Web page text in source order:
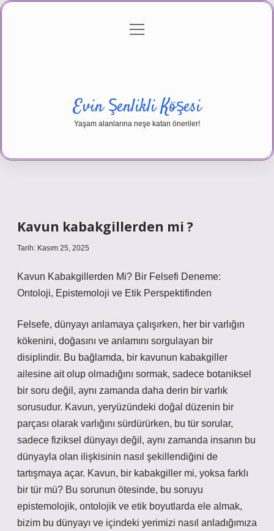
Gizlilik Politikası
menüyü
Evin Şenlikli Köşesi
Yaşam alanlarına neşe katan öneriler!
Kavun kabakgillerden mi ?
Tarih: Kasım 25, 2025
Kavun Kabakgillerden Mi? Bir Felsefi Deneme:
Ontoloji, Epistemoloji ve Etik Perspektifinden
Felsefe, dünyayı anlamaya çalışırken, her bir varlığın
kökenini, doğasını ve anlamını sorgulayan bir
disiplindir. Bu bağlamda, bir kavunun kabakgiller
ailesine ait olup olmadığını sormak, sadece botaniksel
bir soru değil, aynı zamanda daha derin bir varlık
sorusudur. Kavun, yeryüzündeki doğal düzenin bir
parçası olarak varlığını sürdürürken, bu tür sorular,
sadece fiziksel dünyayı değil, aynı zamanda insanın bu
dünyayla olan ilişkisinin nasıl şekillendiğini de
tartışmaya açar. Kavun, bir kabakgiller mi, yoksa farklı
bir tür mü? Bu sorunun ötesinde, bu soruyu
epistemolojik, ontolojik ve etik boyutlarda ele almak,
bizim bu dünyayı ve içindeki yerimizi nasıl anladığımıza